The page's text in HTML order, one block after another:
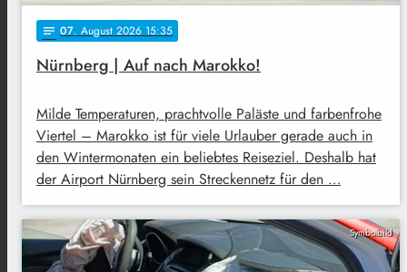
notes 07. August 2026 15:35
Nürnberg | Auf nach Marokko!
Milde Temperaturen, prachtvolle Paläste und farbenfrohe
Viertel – Marokko ist für viele Urlauber gerade auch in
den Wintermonaten ein beliebtes Reiseziel. Deshalb hat
der Airport Nürnberg sein Streckennetz für den …
Symbolbild